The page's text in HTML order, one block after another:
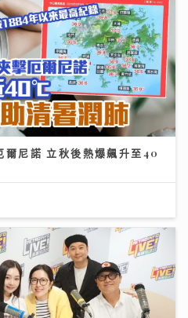
爾尼諾 立秋後熱爆飆升至40